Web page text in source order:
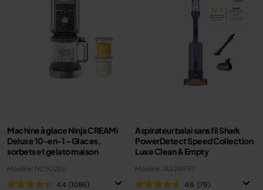
Machine à glace Ninja CREAMi
Deluxe 10-en-1 – Glaces,
sorbets et gelato maison
Modèle: NC502EU
4.4 (1086)
Aspirateur balai sans fil Shark
PowerDetect Speed Collection
Luxe Clean & Empty
Modèle: IA3241FRT
4.6 (79)